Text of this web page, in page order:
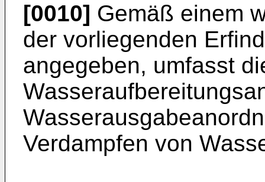
[0010] Gemäß einem
der vorliegenden
angegeben, umfasst
Verdampfen von